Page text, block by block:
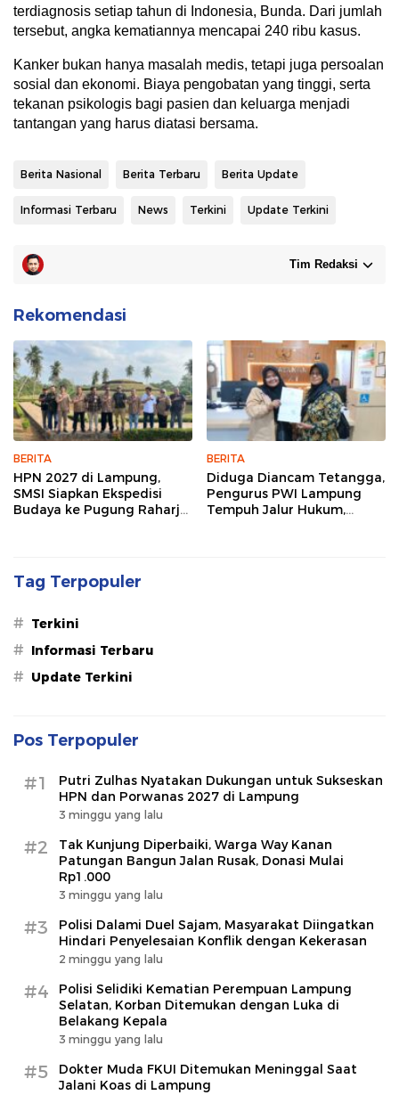
terdiagnosis setiap tahun di Indonesia, Bunda. Dari jumlah
tersebut, angka kematiannya mencapai 240 ribu kasus.
Kanker bukan hanya masalah medis, tetapi juga persoalan
sosial dan ekonomi. Biaya pengobatan yang tinggi, serta
tekanan psikologis bagi pasien dan keluarga menjadi
tantangan yang harus diatasi bersama.
Berita Nasional Berita Terbaru Berita Update
Informasi Terbaru News Terkini Update Terkini
Tim Redaksi
Rekomendasi
BERITA
HPN 2027 di Lampung,
SMSI Siapkan Ekspedisi
Budaya ke Pugung Raharjo
BERITA
Diduga Diancam Tetangga,
Pengurus PWI Lampung
Tempuh Jalur Hukum,
Tag Terpopuler
# Terkini
# Informasi Terbaru
# Update Terkini
Pos Terpopuler
#1
Putri Zulhas Nyatakan Dukungan untuk Sukseskan
HPN dan Porwanas 2027 di Lampung
3 minggu yang lalu
#2
Tak Kunjung Diperbaiki, Warga Way Kanan
Patungan Bangun Jalan Rusak, Donasi Mulai
Rp1.000
3 minggu yang lalu
#3
Polisi Dalami Duel Sajam, Masyarakat Diingatkan
Hindari Penyelesaian Konflik dengan Kekerasan
2 minggu yang lalu
#4
Polisi Selidiki Kematian Perempuan Lampung
Selatan, Korban Ditemukan dengan Luka di
Belakang Kepala
3 minggu yang lalu
#5
Dokter Muda FKUI Ditemukan Meninggal Saat
Jalani Koas di Lampung